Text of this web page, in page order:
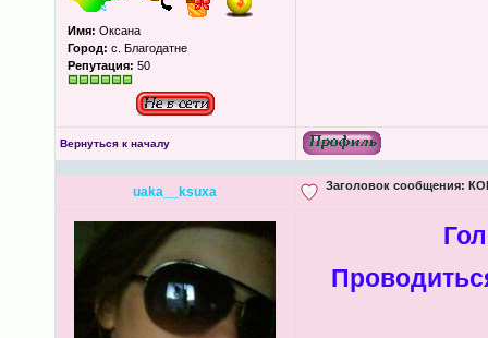
Имя: Оксана
Город: с. Благодатне
Репутация: 50
Вернуться к началу
uaka__ksuxa Заголовок сообщения: